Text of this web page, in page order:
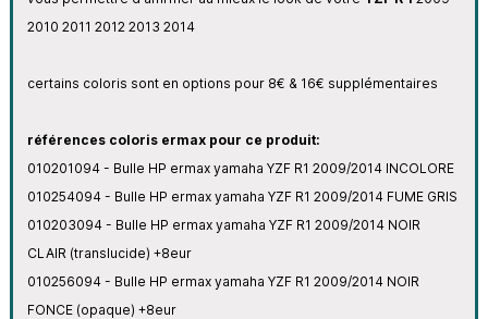
2010 2011 2012 2013 2014
certains coloris sont en options pour 8€ & 16€ supplémentaires
références coloris ermax pour ce produit:
010201094 - Bulle HP ermax yamaha YZF R1 2009/2014 INCOLORE
010254094 - Bulle HP ermax yamaha YZF R1 2009/2014 FUME GRIS
010203094 - Bulle HP ermax yamaha YZF R1 2009/2014 NOIR
CLAIR (translucide) +8eur
010256094 - Bulle HP ermax yamaha YZF R1 2009/2014 NOIR
FONCE (opaque) +8eur